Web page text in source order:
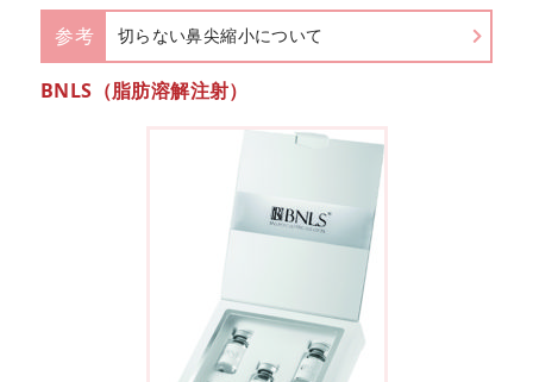
参考 切らない鼻尖縮小について
BNLS（脂肪溶解注射）